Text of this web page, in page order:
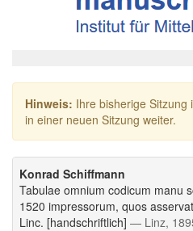
Hinweis: Ihre bisherige Sitzung
in einer neuen Sitzung weiter.
Konrad Schiffmann
Tabulae omnium codicum manu
1520 impressorum, quos
Linc. [handschriftlich] — Linz,